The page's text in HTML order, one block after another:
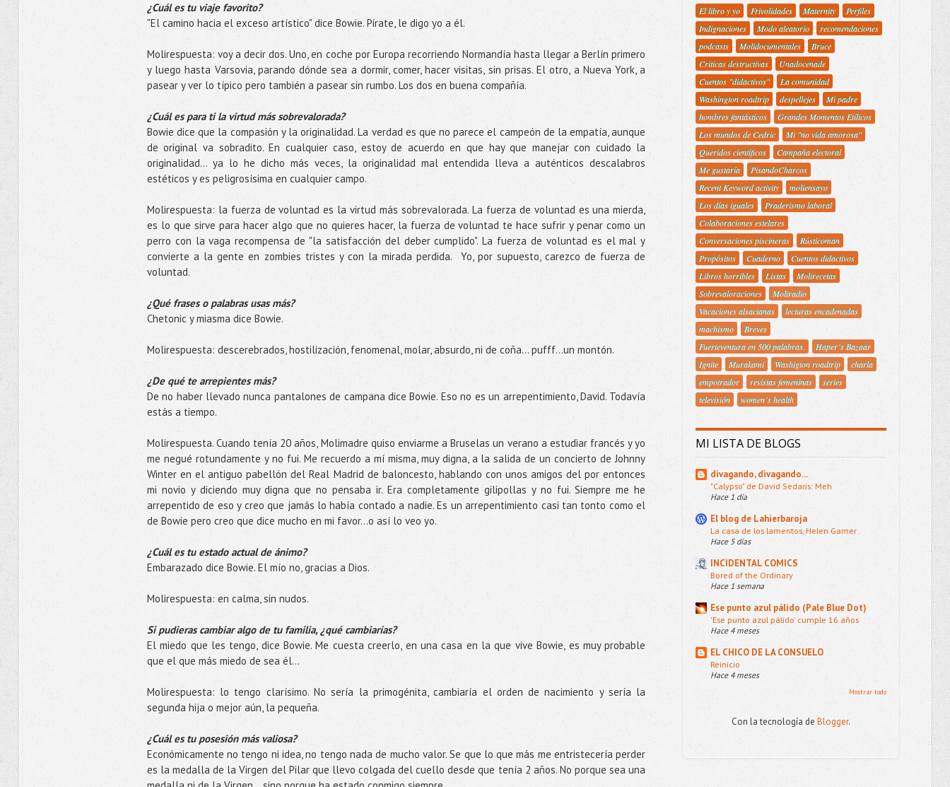
¿Cuál es tu viaje favorito?
"El camino hacia el exceso artístico" dice Bowie. Pírate, le digo yo a él.
Molirespuesta: voy a decir dos. Uno, en coche por Europa recorriendo Normandía hasta llegar a Berlín primero
y luego hasta Varsovia, parando dónde sea a dormir, comer, hacer visitas, sin prisas. El otro, a Nueva York, a
pasear y ver lo típico pero también a pasear sin rumbo. Los dos en buena compañía.
¿Cuál es para ti la virtud más sobrevalorada?
Bowie dice que la compasión y la originalidad. La verdad es que no parece el campeón de la empatía, aunque
de original va sobradito. En cualquier caso, estoy de acuerdo en que hay que manejar con cuidado la
originalidad... ya lo he dicho más veces, la originalidad mal entendida lleva a auténticos descalabros
estéticos y es peligrosísima en cualquier campo.
Molirespuesta: la fuerza de voluntad es la virtud más sobrevalorada. La fuerza de voluntad es una mierda,
es lo que sirve para hacer algo que no quieres hacer, la fuerza de voluntad te hace sufrir y penar como un
perro con la vaga recompensa de "la satisfacción del deber cumplido". La fuerza de voluntad es el mal y
convierte a la gente en zombies tristes y con la mirada perdida. Yo, por supuesto, carezco de fuerza de
voluntad.
¿Qué frases o palabras usas más?
Chetonic y miasma dice Bowie.
Molirespuesta: descerebrados, hostilización, fenomenal, molar, absurdo, ni de coña... pufff...un montón.
¿De qué te arrepientes más?
De no haber llevado nunca pantalones de campana dice Bowie. Eso no es un arrepentimiento, David. Todavía
estás a tiempo.
Molirespuesta. Cuando tenía 20 años, Molimadre quiso enviarme a Bruselas un verano a estudiar francés y yo
me negué rotundamente y no fui. Me recuerdo a mí misma, muy digna, a la salida de un concierto de Johnny
Winter en el antiguo pabellón del Real Madrid de baloncesto, hablando con unos amigos del por entonces
mi novio y diciendo muy digna que no pensaba ir. Era completamente gilipollas y no fui. Siempre me he
arrepentido de eso y creo que jamás lo había contado a nadie. Es un arrepentimiento casi tan tonto como el
de Bowie pero creo que dice mucho en mi favor...o así lo veo yo.
¿Cuál es tu estado actual de ánimo?
Embarazado dice Bowie. El mío no, gracias a Dios.
Molirespuesta: en calma, sin nudos.
Si pudieras cambiar algo de tu familia, ¿qué cambiarías?
El miedo que les tengo, dice Bowie. Me cuesta creerlo, en una casa en la que vive Bowie, es muy probable
que el que más miedo de sea él...
Molirespuesta: lo tengo clarísimo. No sería la primogénita, cambiaría el orden de nacimiento y sería la
segunda hija o mejor aún, la pequeña.
¿Cuál es tu posesión más valiosa?
Económicamente no tengo ni idea, no tengo nada de mucho valor. Se que lo que más me entristecería perder
es la medalla de la Virgen del Pilar que llevo colgada del cuello desde que tenía 2 años. No porque sea una
El libro y yo
Frivolidades Maternity
Perfiles
Indignaciones
Modo aleatorio
recomendaciones
podcasts
Molidocumentales
Bruce
Criticas destructivas
Unadocenade
Cuentos "didactivos"
La comunidad
Washington roadtrip
despellejes
Mi padre
hombres fantásticos
Grandes Momentos Etílicos
Los mundos de Cedric
Mi "no vida amorosa"
Queridos científicos
Campaña electoral
Me gustaría
PisandoCharcos
Recent Keyword activity
moliensayo
Los días iguales
Praderismo laboral
Colaboraciones estelares
Conversaciones piscineras
Rústicoman
Propósitos
Cuaderno
Cuentos didactivos
Libros horribles
Listas
Molirecetas
Sobrevaloraciones
Moliradio
Vacaciones alsacianas
lecturas encadenadas
machismo
Breves
Fuerteventura en 500 palabras.
Haper´s Bazaar
Ignite
Murakami Washigton roadtrip
charla
empotrador
revistas femeninas
series
televisión
women´s health
MI LISTA DE BLOGS
divagando, divagando...
"Calypso" de David Sedaris: Meh
Hace 1 día
El blog de Lahierbaroja
La casa de los lamentos, Helen Garner
Hace 5 días
INCIDENTAL COMICS
Bored of the Ordinary
Hace 1 semana
Ese punto azul pálido (Pale Blue Dot)
'Ese punto azul pálido' cumple 16 años
Hace 4 meses
EL CHICO DE LA CONSUELO
Reinicio
Hace 4 meses
Mostrar todo
Con la tecnología de Blogger.